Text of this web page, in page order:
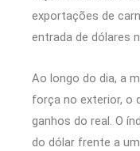
exportações de
entrada de dólares
Ao longo do dia, a
força no exterior, o
ganhos do real. O
do dólar frente a